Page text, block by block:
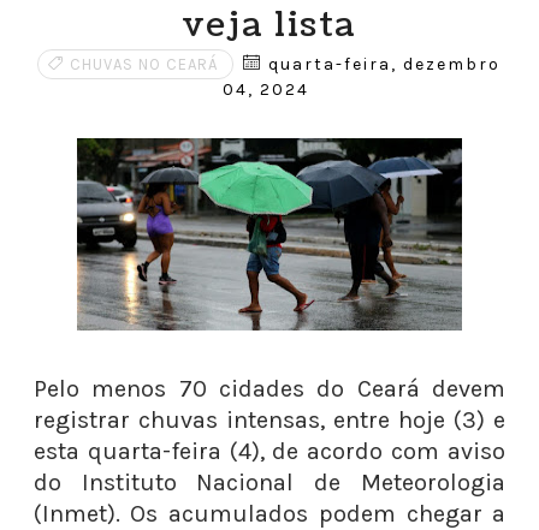
veja lista
CHUVAS NO CEARÁ
quarta-feira, dezembro
04, 2024
Pelo menos 70 cidades do Ceará devem
registrar chuvas intensas, entre hoje (3) e
esta quarta-feira (4), de acordo com aviso
do Instituto Nacional de Meteorologia
(Inmet). Os acumulados podem chegar a